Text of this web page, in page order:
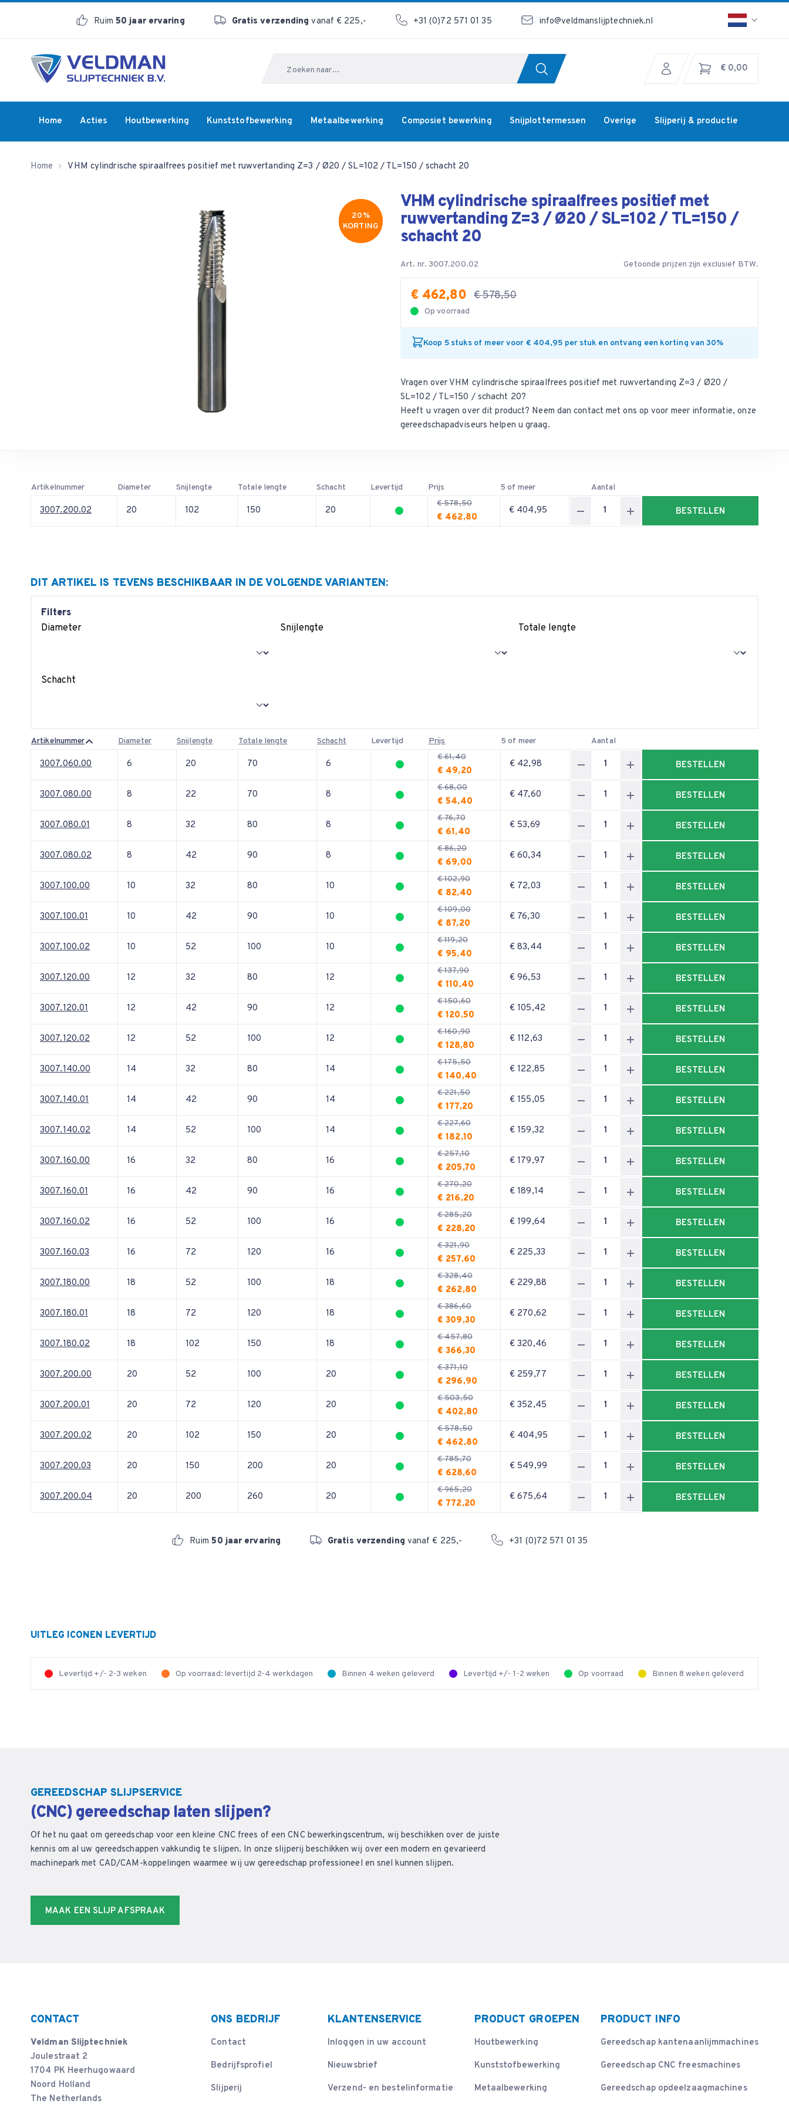
Ruim50 jaar ervaring Gratis verzending vanaf € 225,- +31 (0)72 571 01 35 info@veldmanslijptechniek.nl
€ 0,00
Home Acties Houtbewerking Kunststofbewerking Metaalbewerking Composiet bewerking Snijplottermessen Overige Slijperij & productie
Home VHM cylindrische spiraalfrees positief met ruwvertanding Z=3 / Ø20 / SL=102 / TL=150 / schacht 20
20%
KORTING
20%
KORTING
VHM cylindrische spiraalfrees positief met
ruwvertanding Z=3 / Ø20 / SL=102 / TL=150 /
schacht 20
Art. nr. 3007.200.02 Getoonde prijzen zijn exclusief BTW.
€ 462,80 € 578,50
Op voorraad
Koop 5 stuks of meer voor € 404,95 per stuk en ontvang een korting van 30%
Vragen over VHM cylindrische spiraalfrees positief met ruwvertanding Z=3 / Ø20 /
SL=102 / TL=150 / schacht 20?
Heeft u vragen over dit product? Neem dancontact met ons op voor meer informatie, onze
gereedschapadviseurs helpen u graag.
Artikelnummer Diameter Snijlengte Totale lengte Schacht Levertijd Prijs 5 of meer Aantal
3007.200.02 20 102 150 20
€ 578,50
€ 462,80
€ 404,95 BESTELLEN
DIT ARTIKEL IS TEVENS BESCHIKBAAR IN DE VOLGENDE VARIANTEN:
Filters
Diameter
Snijlengte Totale lengte
Schacht
Artikelnummer Diameter Snijlengte Totale lengte Schacht Levertijd Prijs 5 of meer Aantal
3007.060.00 6 20 70 6
€ 61,40
€ 49,20
€ 42,98 BESTELLEN
3007.080.00 8 22 70 8
€ 68,00
€ 54,40
€ 47,60 BESTELLEN
3007.080.01 8 32 80 8
€ 76,70
€ 61,40
€ 53,69 BESTELLEN
3007.080.02 8 42 90 8
€ 86,20
€ 69,00
€ 60,34 BESTELLEN
3007.100.00 10 32 80 10
€ 102,90
€ 82,40
€ 72,03 BESTELLEN
3007.100.01 10 42 90 10
€ 109,00
€ 87,20
€ 76,30 BESTELLEN
3007.100.02 10 52 100 10
€ 119,20
€ 95,40
€ 83,44 BESTELLEN
3007.120.00 12 32 80 12
€ 137,90
€ 110,40
€ 96,53 BESTELLEN
3007.120.01 12 42 90 12
€ 150,60
€ 120,50
€ 105,42 BESTELLEN
3007.120.02 12 52 100 12
€ 160,90
€ 128,80
€ 112,63 BESTELLEN
3007.140.00 14 32 80 14
€ 175,50
€ 140,40
€ 122,85 BESTELLEN
3007.140.01 14 42 90 14
€ 221,50
€ 177,20
€ 155,05 BESTELLEN
3007.140.02 14 52 100 14
€ 227,60
€ 182,10
€ 159,32 BESTELLEN
3007.160.00 16 32 80 16
€ 257,10
€ 205,70
€ 179,97 BESTELLEN
3007.160.01 16 42 90 16
€ 270,20
€ 216,20
€ 189,14 BESTELLEN
3007.160.02 16 52 100 16
€ 285,20
€ 228,20
€ 199,64 BESTELLEN
3007.160.03 16 72 120 16
€ 321,90
€ 257,60
€ 225,33 BESTELLEN
3007.180.00 18 52 100 18
€ 328,40
€ 262,80
€ 229,88 BESTELLEN
3007.180.01 18 72 120 18
€ 386,60
€ 309,30
€ 270,62 BESTELLEN
3007.180.02 18 102 150 18
€ 457,80
€ 366,30
€ 320,46 BESTELLEN
3007.200.00 20 52 100 20
€ 371,10
€ 296,90
€ 259,77 BESTELLEN
3007.200.01 20 72 120 20
€ 503,50
€ 402,80
€ 352,45 BESTELLEN
3007.200.02 20 102 150 20
€ 578,50
€ 462,80
€ 404,95 BESTELLEN
3007.200.03 20 150 200 20
€ 785,70
€ 628,60
€ 549,99 BESTELLEN
3007.200.04 20 200 260 20
€ 965,20
€ 772,20
€ 675,64 BESTELLEN
Ruim50 jaar ervaring Gratis verzending vanaf € 225,- +31 (0)72 571 01 35
UITLEG ICONEN LEVERTIJD
Levertijd +/- 2-3 weken Op voorraad: levertijd 2-4 werkdagen Binnen 4 weken geleverd Levertijd +/- 1-2 weken Op voorraad Binnen 8 weken geleverd
GEREEDSCHAP SLIJPSERVICE
(CNC) gereedschap laten slijpen?
Of het nu gaat om gereedschap voor een kleine CNC frees of een CNC bewerkingscentrum, wij beschikken over de juiste
kennis om al uw gereedschappen vakkundig te slijpen. In onze slijperij beschikken wij over een modern en gevarieerd
machinepark met CAD/CAM-koppelingen waarmee wij uw gereedschap professioneel en snel kunnen slijpen.
MAAK EEN SLIJP AFSPRAAK
CONTACT
Veldman Slijptechniek
Joulestraat 2
1704 PK Heerhugowaard
Noord Holland
The Netherlands
ONS BEDRIJF
Contact
Bedrijfsprofiel
Slijperij
KLANTENSERVICE
Inloggen in uw account
Nieuwsbrief
Verzend- en bestelinformatie
PRODUCT GROEPEN
Houtbewerking
Kunststofbewerking
Metaalbewerking
PRODUCT INFO
Gereedschap kantenaanlijmmachines
Gereedschap CNC freesmachines
Gereedschap opdeelzaagmachines